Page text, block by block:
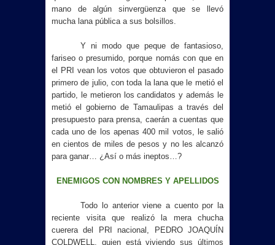
mano de algún sinvergüenza que se llevó
mucha lana pública a sus bolsillos.
Y ni modo que peque de fantasioso,
fariseo o presumido, porque nomás con que en
el PRI vean los votos que obtuvieron el pasado
primero de julio, con toda la lana que le metió el
partido, le metieron los candidatos y además le
metió el gobierno de Tamaulipas a través del
presupuesto para prensa, caerán a cuentas que
cada uno de los apenas 400 mil votos, le salió
en cientos de miles de pesos y no les alcanzó
para ganar… ¿Así o más ineptos…?
ENEMIGOS CON NOMBRES Y APELLIDOS
Todo lo anterior viene a cuento por la
reciente visita que realizó la mera chucha
cuerera del PRI nacional, PEDRO JOAQUÍN
COLDWELL, quien está viviendo sus últimos